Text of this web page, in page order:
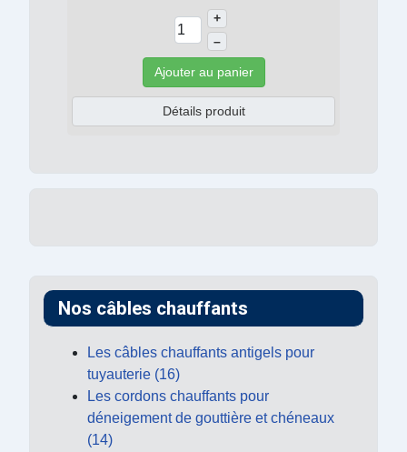
Nos câbles chauffants
Les câbles chauffants antigels pour
tuyauterie (16)
Les cordons chauffants pour
déneigement de gouttière et chéneaux
(14)
+
–
Ajouter au panier
Détails produit